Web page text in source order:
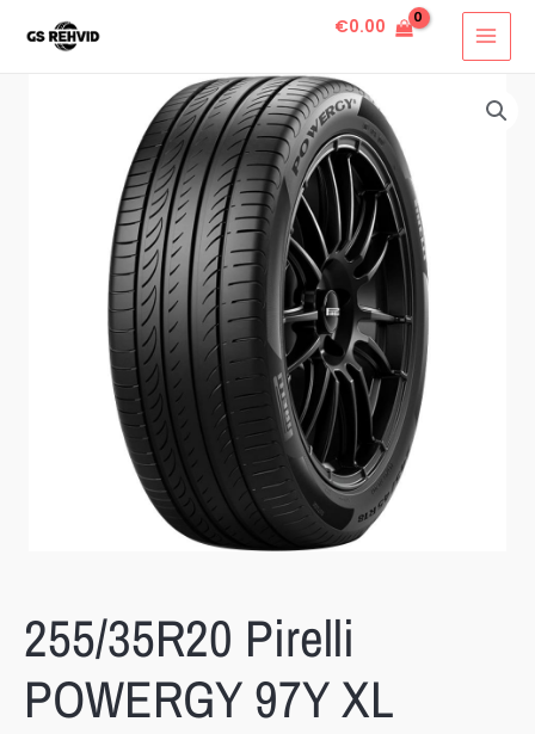
€0.00
255/35R20 Pirelli
POWERGY 97Y XL